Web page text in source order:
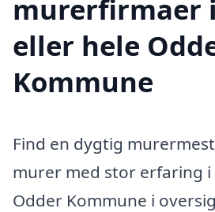
murerfirmaer
eller hele
Kommune
Find en dygtig
murer med stor erfaring
Odder Kommune i